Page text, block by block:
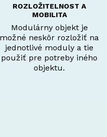
ROZLOŽITELNOST A
MOBILITA
Modulárny objekt je
možné neskôr rozložiť na
jednotlivé moduly a tie
použiť pre potreby iného
objektu.